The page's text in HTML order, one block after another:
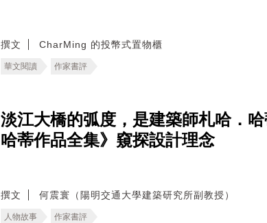
撰文 CharMing 的投幣式置物櫃
華文閱讀 作家書評
淡江大橋的弧度，是建築師札哈．
哈蒂作品全集》窺探設計理念
撰文 何震寰（陽明交通大學建築研究所副教授）
人物故事 作家書評